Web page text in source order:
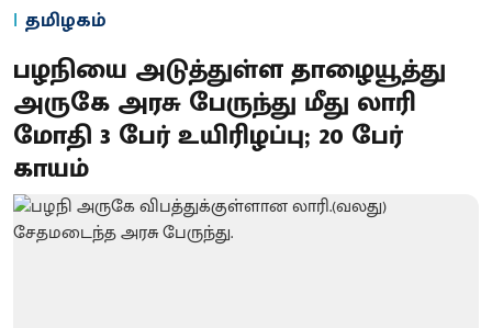
தமிழகம்
பழநியை அடுத்துள்ள தாழையூத்து
அருகே அரசு பேருந்து மீது லாரி
மோதி 3 பேர் உயிரிழப்பு; 20 பேர்
காயம்